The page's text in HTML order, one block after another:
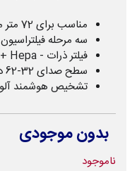
مناسب برای 72 متر مربع
سه مرحله
فیلتر ذرات - Hepa + کربن فعال
سطح صدای 32-62 دسی بل
تشخیص هوشمند
بدون موجودی
ناموجود